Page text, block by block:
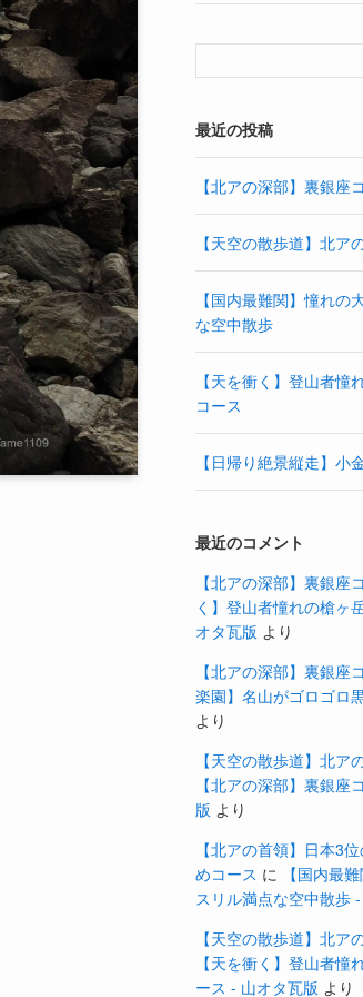
最近の投稿
【北アの深部】裏銀座
【天空の散歩道】北
【国内最難関】憧れの
な空中散歩
【天を衝く】登山者
コース
【日帰り絶景縦走】小
最近のコメント
【北アの深部】裏銀座
く】登山者憧れの槍ヶ
オタ瓦版 より
【北アの深部】裏銀座
楽園】名山がゴロゴロ
より
【天空の散歩道】北
【北アの深部】裏銀座
版 より
【北アの首領】日本3
めコース に
【国内最
スリル満点な空中散歩
【天空の散歩道】北
【天を衝く】登山者憧
ース - 山オタ瓦版 より